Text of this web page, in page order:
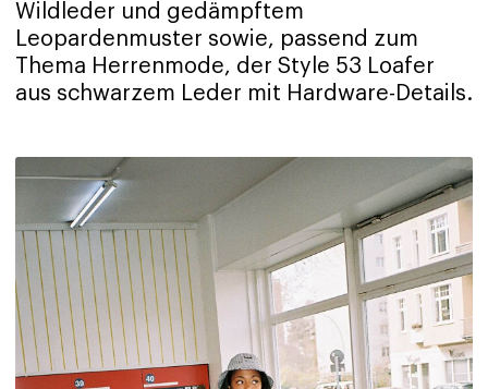
Wildleder und gedämpftem
Leopardenmuster sowie, passend zum
Thema Herrenmode, der Style 53 Loafer
aus schwarzem Leder mit Hardware-Details.